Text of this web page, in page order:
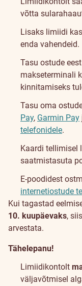
võtta
Lisaks limiidi
enda vahendeid.
Tasu ostude
makseterminali
kinnitamiseks
Tasu oma
Pay, Garmin Pay
telefonidele.
Kaardi tellimisel
saatmistasuta
E-poodidest
internetiostude
Kui tagastad
10. kuupäevaks,
arvestata.
Tähelepanu!
Limiidikontolt
väljavõtmisel